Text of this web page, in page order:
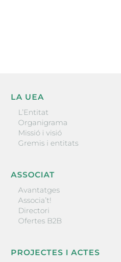
LA UEA
L’Entitat
Organigrama
Missió i visió
Gremis i entitats
ASSOCIAT
Avantatges
Associa’t!
Directori
Ofertes B2B
PROJECTES I ACTES